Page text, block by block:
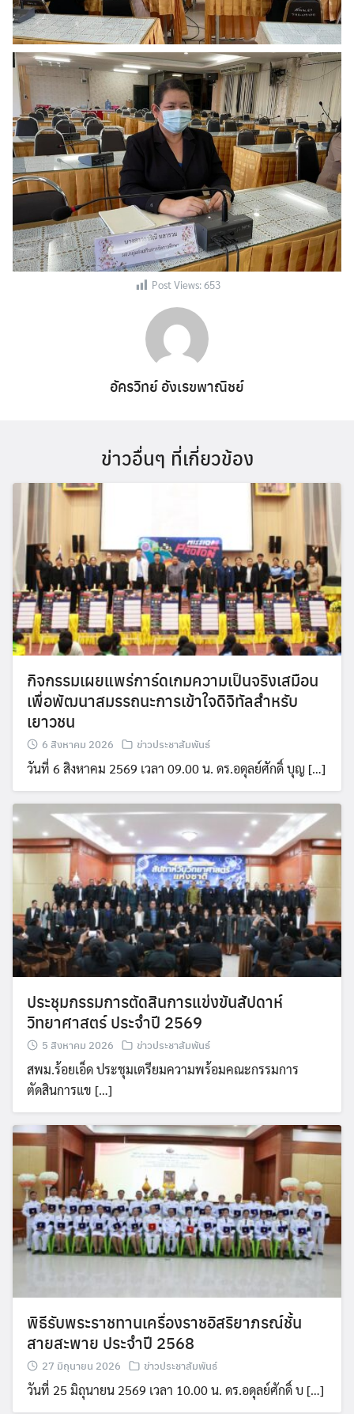
Search
for:
Search
Post Views:653
อัครวิทย์ อังเรขพาณิชย์
ข่าวอื่นๆ ที่เกี่ยวข้อง
กิจกรรมเผยแพร่การ์ดเกมความเป็นจริงเสมือน
เพื่อพัฒนาสมรรถนะการเข้าใจดิจิทัลสำหรับ
เยาวชน
6 สิงหาคม 2026 ข่าวประชาสัมพันธ์
วันที่ 6 สิงหาคม 2569 เวลา 09.00 น. ดร.อดุลย์ศักดิ์ บุญ […]
ประชุมกรรมการตัดสินการแข่งขันสัปดาห์
วิทยาศาสตร์ ประจำปี 2569
5 สิงหาคม 2026 ข่าวประชาสัมพันธ์
สพม.ร้อยเอ็ด ประชุมเตรียมความพร้อมคณะกรรมการ
ตัดสินการแข […]
พิธีรับพระราชทานเครื่องราชอิสริยาภรณ์ชั้น
สายสะพาย ประจำปี 2568
27 มิถุนายน 2026 ข่าวประชาสัมพันธ์
วันที่ 25 มิถุนายน 2569 เวลา 10.00 น. ดร.อดุลย์ศักดิ์ บ […]